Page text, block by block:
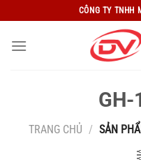
qua
nội
CÔNG TY TNHH
TRANG CHỦ / SẢN